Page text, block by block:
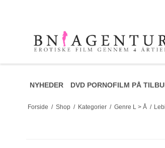
NYHEDER DVD PORNOFILM PÅ
Forside / Shop / Kategorier / Genre L > Å /